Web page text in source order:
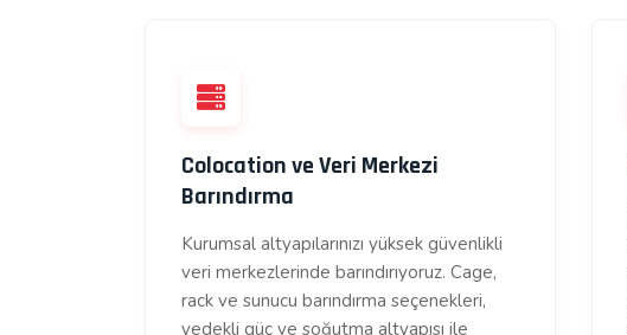
Colocation ve Veri Merkezi
Barındırma
Kurumsal altyapılarınızı yüksek güvenlikli
veri merkezlerinde barındırıyoruz. Cage,
rack ve sunucu barındırma seçenekleri,
yedekli güç ve soğutma altyapısı ile